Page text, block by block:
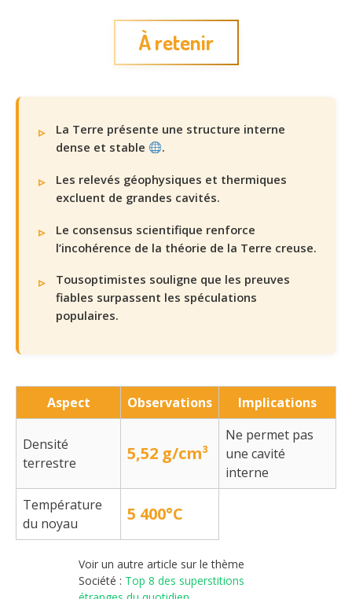
À retenir
La Terre présente une structure interne
dense et stable
.
Les relevés géophysiques et thermiques
excluent de grandes cavités.
Le consensus scientifique renforce
l’incohérence de la théorie de la Terre creuse.
Tousoptimistes souligne que les preuves
fiables surpassent les spéculations
populaires.
Aspect Observations Implications
Densité
terrestre
5,52 g/cm³
Ne permet pas
une cavité
interne
Température
du noyau
5 400°C
Voir un autre article sur le thème
Société : Top 8 des superstitions